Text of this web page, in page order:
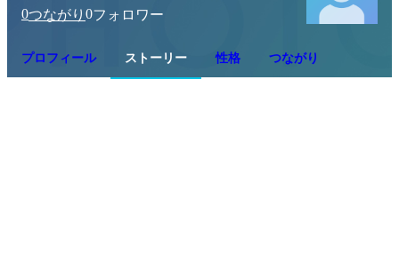
0つながり 0フォロワー
プロフィール ストーリー 性格 つながり